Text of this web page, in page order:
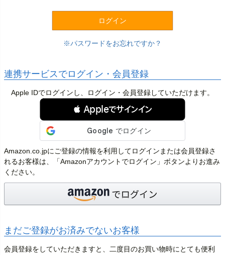
ログイン
パスワードをお忘れですか？
連携サービスでログイン・会員登録
Apple IDでログインし、ログイン・会員登録していただけます。
 Appleでサインイン
Amazon.co.jpにご登録の情報を利用してログインまたは会員登録さ
れるお客様は、「Amazonアカウントでログイン」ボタンよりお進み
ください。
まだご登録がお済みでないお客様
会員登録をしていただきますと、二度目のお買い物時にとても便利